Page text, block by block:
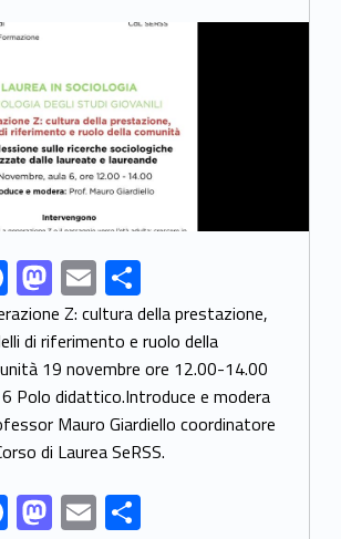
archive-77281
F
ac
e
b
o
o
k
M
as
to
d
o
n
E
m
ai
l
S
h
ar
e
Z: cultura della prestazione,
di riferimento e ruolo della
19 novembre ore 12.00-14.00
Polo didattico.Introduce e modera
Mauro Giardiello coordinatore
di Laurea SeRSS.
F M E S